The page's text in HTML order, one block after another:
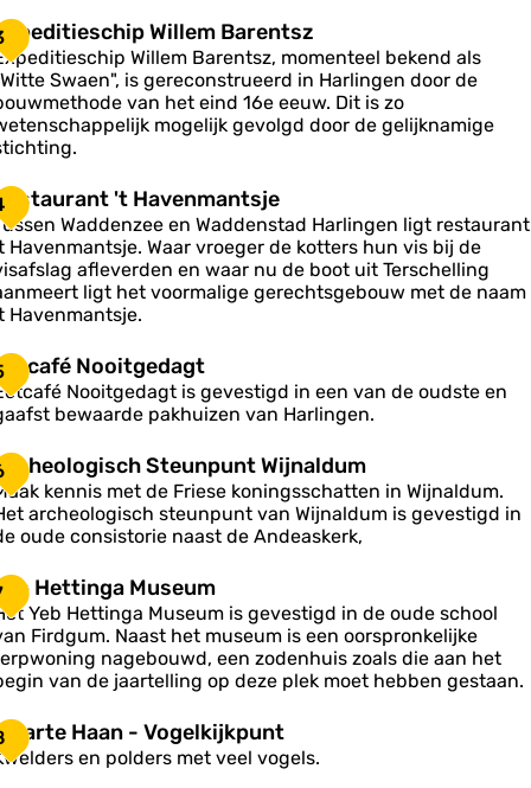
Willem Barentsz
Willem Barentsz, momenteel bekend als
Swaen", is gereconstrueerd in Harlingen door de
van het eind 16e eeuw. Dit is zo
mogelijk gevolgd door de gelijknamige
't Havenmantsje
Waddenzee en Waddenstad Harlingen ligt restaurant
Havenmantsje. Waar vroeger de kotters hun vis bij de
afleverden en waar nu de boot uit Terschelling
ligt het voormalige gerechtsgebouw met de naam
Havenmantsje.
Nooitgedagt
Nooitgedagt is gevestigd in een van de oudste en
bewaarde pakhuizen van Harlingen.
Steunpunt Wijnaldum
kennis met de Friese koningsschatten in Wijnaldum.
archeologisch steunpunt van Wijnaldum is gevestigd in
oude consistorie naast de Andeaskerk,
Hettinga Museum
Yeb Hettinga Museum is gevestigd in de oude school
Firdgum. Naast het museum is een oorspronkelijke
nagebouwd, een zodenhuis zoals die aan het
van de jaartelling op deze plek moet hebben gestaan.
Haan - Vogelkijkpunt
en polders met veel vogels.